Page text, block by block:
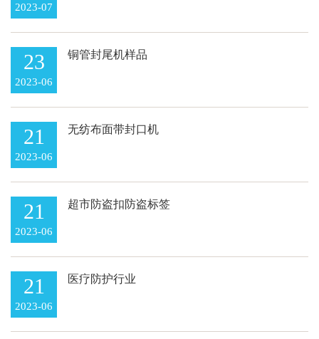
2023-07
23
2023-06
铜管封尾机样品
21
2023-06
无纺布面带封口机
21
2023-06
超市防盗扣防盗标签
21
2023-06
医疗防护行业